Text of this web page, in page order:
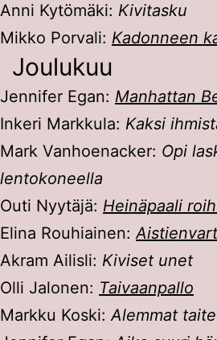
Anni Kytömäki: Kivitasku
Mikko Porvali: Kadonneen
Joulukuu
Jennifer Egan: Manhattan
Inkeri Markkula: Kaksi
Mark Vanhoenacker: Opi
lentokoneella
Outi Nyytäjä: Heinäpaali
Elina Rouhiainen:
Akram Ailisli: Kiviset unet
Olli Jalonen: Taivaanpallo
Markku Koski:Alemmat